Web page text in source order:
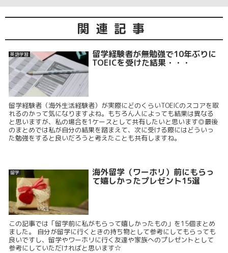
関連記事
英語学習 留学経験者が無勉強で10年ぶりに
TOEICを受けた結果・・・
留学経験者（海外生活経験者）が実際にどのくらいTOEICのスコアを取
れるのかって気になりますよね。もちろん人によっても結果は異なる
と思いますが、私の場合を1ケースとして共有したいと思います◎最後
のまとめでは私が自分の結果を踏まえて、次に受ける際にはどういっ
た勉強をすると良いだろうと考えたことも共有しますね。
留学 海外留学（ワーホリ）前にもらっ
て嬉しかったプレゼント15選
この記事では「留学前に私がもらって嬉しかったもの」を15個まとめ
ました。 自分が留学に行くときの持ち物として参考にしてもらっても
良いですし、留学やワーホリに行く友達や家族へのプレゼントとして
参考にしていただければと思います☆